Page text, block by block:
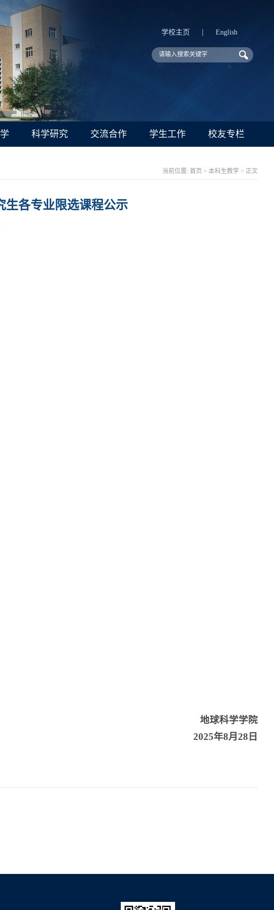
学校主页 | English
科学研究 交流合作 学生工作 校友专栏
当前位置: 首页 > 本科生教学 > 正文
生各专业限选课程公示
地球科学学院
2025年8月28日